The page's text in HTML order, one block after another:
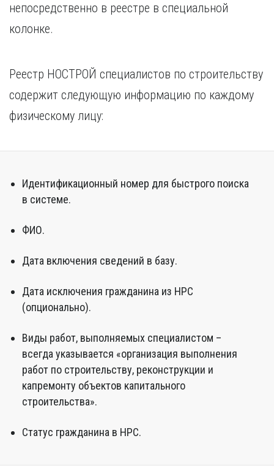
непосредственно в реестре в специальной
колонке.
Реестр НОСТРОЙ специалистов по строительству
содержит следующую информацию по каждому
физическому лицу:
Идентификационный номер для быстрого поиска
в системе.
ФИО.
Дата включения сведений в базу.
Дата исключения гражданина из НРС
(опционально).
Виды работ, выполняемых специалистом –
всегда указывается «организация выполнения
работ по строительству, реконструкции и
капремонту объектов капитального
строительства».
Статус гражданина в НРС.